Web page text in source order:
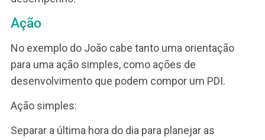
Causa
“Por que você acha que isso está acontecendo,
João? Você está tendo alguma dificuldade?
na sua opinião, seriam as causas? O que nós
que trabalhar para resolver esse problema?”
Note que o gestor disse “o que nós temos que